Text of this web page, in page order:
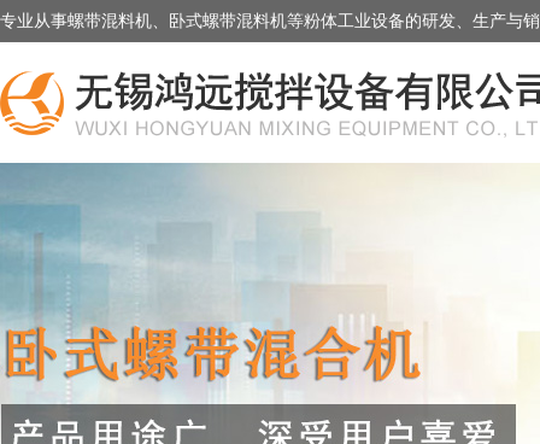
专业从事螺带混料机、卧式螺带混料机等粉体工业设备的研发、生产与